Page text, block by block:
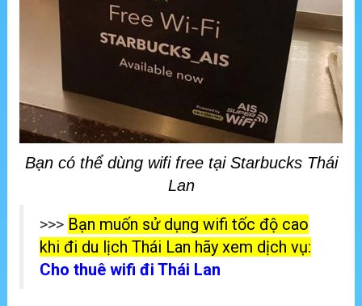
Bạn có thể dùng wifi free tại Starbucks Thái
Lan
>>> Bạn muốn sử dụng wifi tốc độ cao
khi đi du lịch Thái Lan hãy xem dịch vụ:
Cho thuê wifi đi Thái Lan